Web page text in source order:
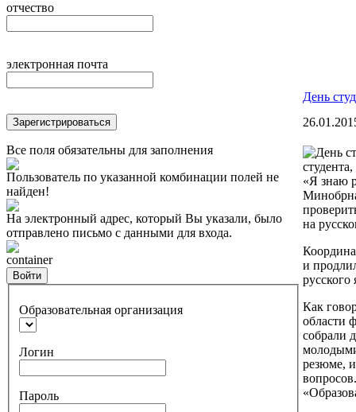
отчество
электронная почта
Зарегистрироваться
Все поля обязательны для заполнения
Пользователь по указанной комбинации полей не
найден!
На электронный адрес, который Вы указали, было
отправлено письмо с данными для входа.
container
Войти
Образовательная организация
Логин
Пароль
День
«Я знаю
на
и
Как
области
собрали
резюме,